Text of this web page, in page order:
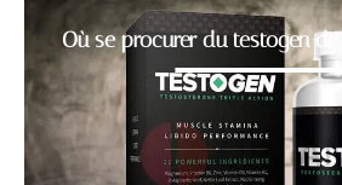
Où se procurer du testogen